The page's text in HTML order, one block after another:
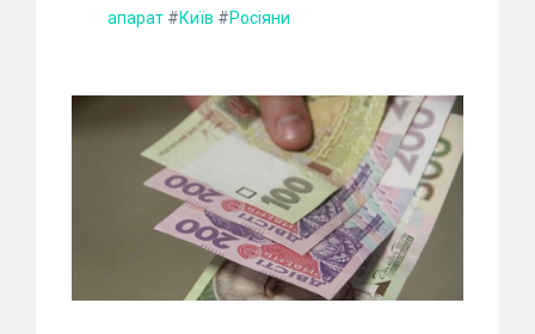
апарат #Київ #Росіяни